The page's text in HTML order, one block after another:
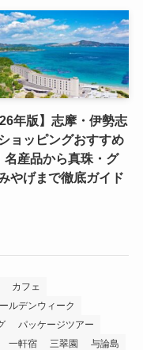
年版】志摩・伊勢志
ョッピングおすすめ
名産品から真珠・グ
やげまで徹底ガイド
カフェ
ルデンウィーク
パッケージツアー
一軒宿 三翠園
与論島